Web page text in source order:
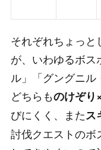
それぞれちょっ
が、いわゆるボス
ル」「グングニル
どちらものけぞり
びにくく、またス
討伐クエストのボ